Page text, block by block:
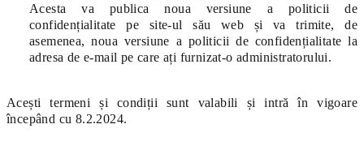
Acesta va publica noua versiune a politicii de
confidențialitate pe site-ul său web și va trimite, de
asemenea, noua versiune a politicii de confidențialitate la
adresa de e-mail pe care ați furnizat-o administratorului.
Acești termeni și condiții sunt valabili și intră în vigoare
începând cu 8.2.2024.